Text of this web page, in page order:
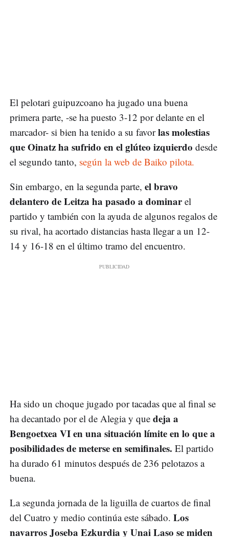
El pelotari guipuzcoano ha jugado una buena
primera parte, -se ha puesto 3-12 por delante en el
marcador- si bien ha tenido a su favorlas molestias
que Oinatz ha sufrido en el glúteo izquierdo desde
el segundo tanto, según la web de Baiko pilota.
Sin embargo, en la segunda parte, el bravo
delantero de Leitza ha pasado a dominarel
partido y también con la ayuda de algunos regalos de
su rival, ha acortado distancias hasta llegar a un 12-
14 y 16-18 en el último tramo del encuentro.
Ha sido un choque jugado por tacadas que al final se
ha decantado por el de Alegia y que deja a
Bengoetxea VI en una situación límite en lo que a
posibilidades de meterse en semifinales. El partido
ha durado 61 minutos después de 236 pelotazos a
buena.
La segunda jornada de la liguilla de cuartos de final
del Cuatro y medio continúa este sábado. Los
navarros Joseba Ezkurdia y Unai Laso se miden